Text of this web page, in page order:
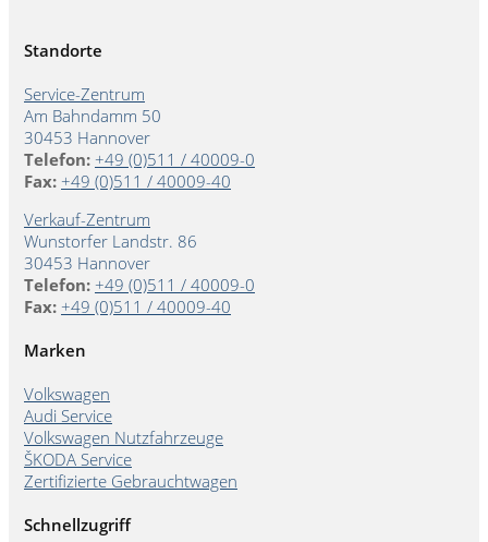
Standorte
Service-Zentrum
Am Bahndamm 50
30453 Hannover
Telefon: +49 (0)511 / 40009-0
Fax: +49 (0)511 / 40009-40
Verkauf-Zentrum
Wunstorfer Landstr. 86
30453 Hannover
Telefon: +49 (0)511 / 40009-0
Fax: +49 (0)511 / 40009-40
Marken
Volkswagen
Audi Service
Volkswagen Nutzfahrzeuge
ŠKODA Service
Zertifizierte Gebrauchtwagen
Schnellzugriff